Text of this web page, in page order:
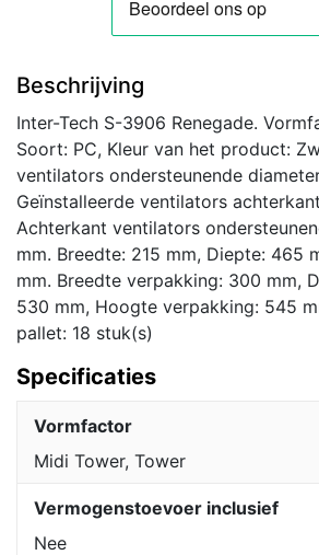
Beschrijving
Inter-Tech S-3906 Renegade.
Soort: PC, Kleur van het product:
ventilators ondersteunende
Geïnstalleerde ventilators
Achterkant ventilators
mm. Breedte: 215 mm, Diepte: 465
mm. Breedte verpakking: 300 mm,
530 mm, Hoogte verpakking: 545
pallet: 18 stuk(s)
Specificaties
Vormfactor
Midi Tower, Tower
Vermogenstoevoer inclusief
Nee